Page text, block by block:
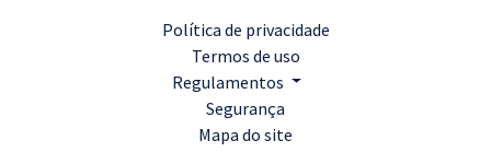
Política de privacidade
Termos de uso
Regulamentos
Segurança
Mapa do site